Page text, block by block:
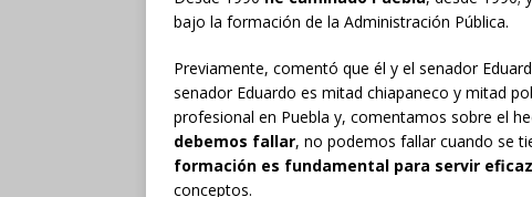
bajo la formación de la Administración Pública.
Previamente, comentó que él y el senador
senador Eduardo es mitad chiapaneco y mitad
profesional en Puebla y, comentamos sobre el
debemos fallar, no podemos fallar cuando se
formación es fundamental para servir
conceptos.